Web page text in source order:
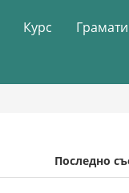
Курс
Последно